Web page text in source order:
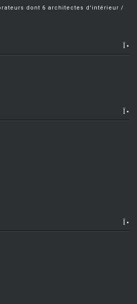
dont 6 architectes d'intérieur /